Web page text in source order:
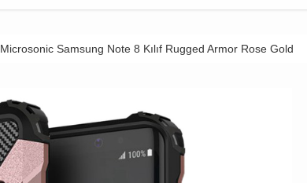
Microsonic Samsung Note 8 Kılıf Rugged Armor Rose Gold